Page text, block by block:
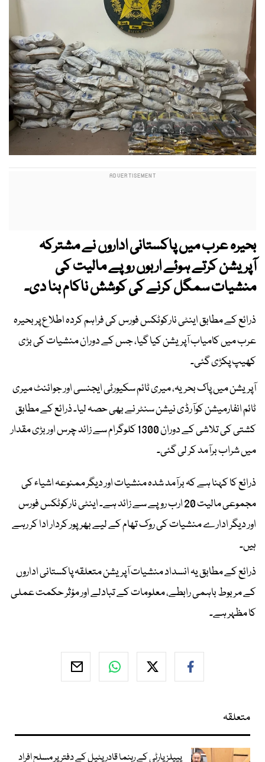
بحیرہ عرب میں پاکستانی اداروں نے مشترکہ
آپریشن کرتے ہوئے اربوں روپے مالیت کی
منشیات سمگل کرنے کی کوشش ناکام بنا دی۔
ذرائع کے مطابق اینٹی نارکوٹکس فورس کی فراہم کردہ اطلاع پر بحیرہ
عرب میں کامیاب آپریشن کیا گیا، جس کے دوران منشیات کی بڑی
کھیپ پکڑی گئی۔
آپریشن میں پاک بحریہ، میری ٹائم سکیورٹی ایجنسی اور جوائنٹ میری
ٹائم انفارمیشن کوآرڈی نیشن سنٹر نے بھی حصہ لیا۔ ذرائع کے مطابق
کشتی کی تلاشی کے دوران 1300 کلوگرام سے زائد چرس اور بڑی مقدار
میں شراب برآمد کر لی گئی۔
ذرائع کا کہنا ہے کہ برآمد شدہ منشیات اور دیگر ممنوعہ اشیاء کی
مجموعی مالیت 20 ارب روپے سے زائد ہے۔ اینٹی نارکوٹکس فورس
اور دیگر ادارے منشیات کی روک تھام کے لیے بھرپور کردار ادا کر رہے
ہیں۔
ذرائع کے مطابق یہ انسداد منشیات آپریشن متعلقہ پاکستانی اداروں
کے مربوط باہمی رابطے، معلومات کے تبادلے اور مؤثر حکمت عملی
کا مظہر ہے۔
متعلقہ
پیپلز پارٹی کے رہنما قادر پٹیل کے دفتر پر مسلح افراد